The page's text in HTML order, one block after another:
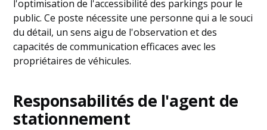
l'optimisation de l'accessibilité des parkings pour le
public. Ce poste nécessite une personne qui a le souci
du détail, un sens aigu de l'observation et des
capacités de communication efficaces avec les
propriétaires de véhicules.
Responsabilités de l'agent de
stationnement